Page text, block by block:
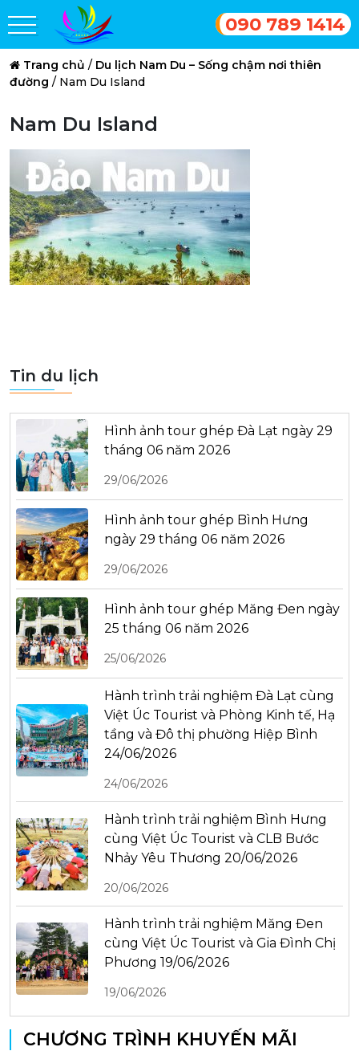
090 789 1414
Trang chủ / Du lịch Nam Du – Sống chậm nơi thiên
đường / Nam Du Island
Nam Du Island
Tin du lịch
Hình ảnh tour ghép Đà Lạt ngày 29
tháng 06 năm 2026
29/06/2026
Hình ảnh tour ghép Bình Hưng
ngày 29 tháng 06 năm 2026
29/06/2026
Hình ảnh tour ghép Măng Đen ngày
25 tháng 06 năm 2026
25/06/2026
Hành trình trải nghiệm Đà Lạt cùng
Việt Úc Tourist và Phòng Kinh tế, Hạ
tầng và Đô thị phường Hiệp Bình
24/06/2026
24/06/2026
Hành trình trải nghiệm Bình Hưng
cùng Việt Úc Tourist và CLB Bước
Nhảy Yêu Thương 20/06/2026
20/06/2026
Hành trình trải nghiệm Măng Đen
cùng Việt Úc Tourist và Gia Đình Chị
Phương 19/06/2026
19/06/2026
CHƯƠNG TRÌNH KHUYẾN MÃI